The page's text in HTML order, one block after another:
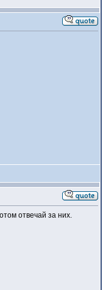
отвечай за них.